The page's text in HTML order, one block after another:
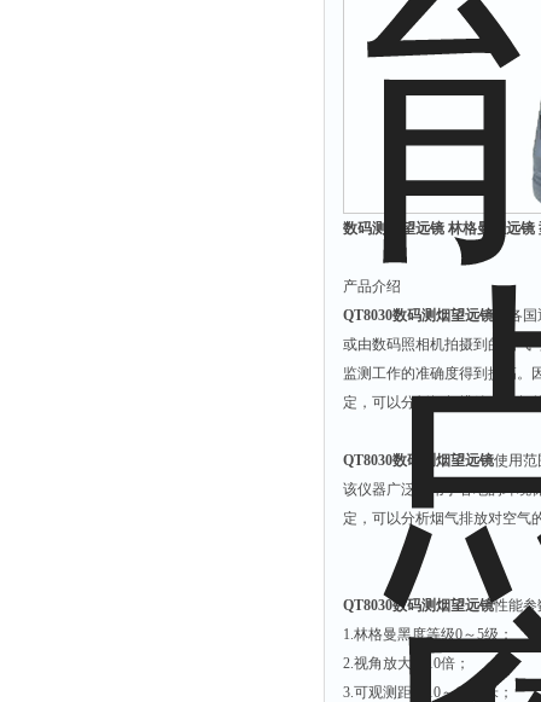
数码测烟望远镜 林格曼望远镜
产品介绍
QT8030数码测烟望远镜 把各
或由数码照相机拍摄到的烟气
监测工作的准确度得到提高。
定，可以分析烟气排放对空气
QT8030数码测烟望远镜使用
该仪器广泛应用于各地的环境
定，可以分析烟气排放对空气
QT8030数码测烟望远镜性能
1.林格曼黑度等级0～5级；
2.视角放大率10倍；
3.可观测距离10～1000米；